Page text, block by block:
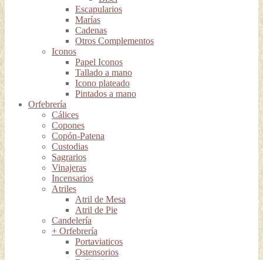
Escapularios
Marías
Cadenas
Otros Complementos
Iconos
Papel Iconos
Tallado a mano
Icono plateado
Pintados a mano
Orfebrería
Cálices
Copones
Copón-Patena
Custodias
Sagrarios
Vinajeras
Incensarios
Atriles
Atril de Mesa
Atril de Pie
Candelería
+ Orfebrería
Portaviaticos
Ostensorios